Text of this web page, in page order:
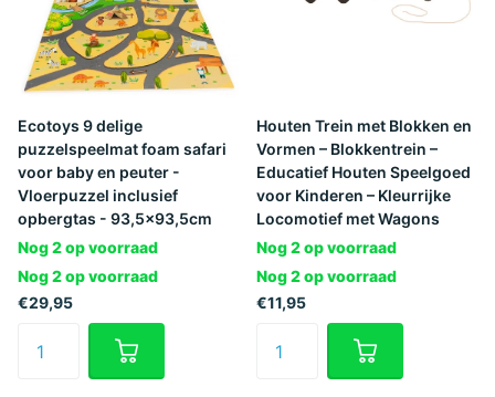
Ecotoys 9 delige
puzzelspeelmat foam safari
voor baby en peuter -
Vloerpuzzel inclusief
opbergtas - 93,5x93,5cm
Nog 2 op voorraad
Nog 2 op voorraad
€29,95
Houten Trein met Blokken en
Vormen – Blokkentrein –
Educatief Houten Speelgoed
voor Kinderen – Kleurrijke
Locomotief met Wagons
Nog 2 op voorraad
Nog 2 op voorraad
€11,95